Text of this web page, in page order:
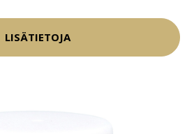
LISÄTIETOJA